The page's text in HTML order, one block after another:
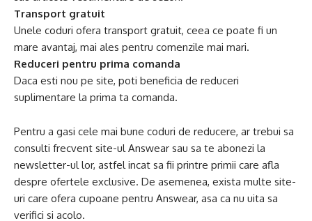
Transport gratuit
Unele coduri ofera transport gratuit, ceea ce poate fi un
mare avantaj, mai ales pentru comenzile mai mari.
Reduceri pentru prima comanda
Daca esti nou pe site, poti beneficia de reduceri
suplimentare la prima ta comanda.
Pentru a gasi cele mai bune coduri de reducere, ar trebui sa
consulti frecvent site-ul Answear sau sa te abonezi la
newsletter-ul lor, astfel incat sa fii printre primii care afla
despre ofertele exclusive. De asemenea, exista multe site-
uri care ofera cupoane pentru Answear, asa ca nu uita sa
verifici si acolo.